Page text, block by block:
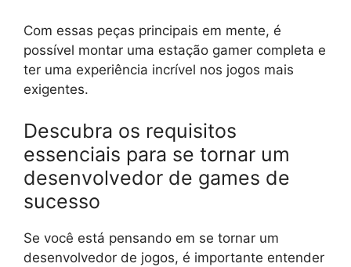
Com essas peças principais em mente, é
possível montar uma estação gamer completa e
ter uma experiência incrível nos jogos mais
exigentes.
Descubra os requisitos
essenciais para se tornar um
desenvolvedor de games de
sucesso
Se você está pensando em se tornar um
desenvolvedor de jogos, é importante entender